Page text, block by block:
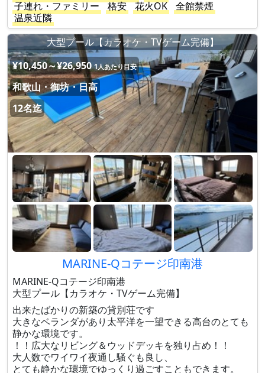
子連れ・ファミリー
格安 花火OK
全館禁煙
温泉近隣
大型プール【カラオケ・TVゲーム完備】
¥10,450～¥26,950 1人あたり目安
和歌山・御坊・日高
12名迄
MARINE-Qコテージ印南港
MARINE-Qコテージ印南港
大型プール【カラオケ・TVゲーム完備】
出来たばかりの新築の貸別荘です
大きなベランダがあり太平洋を一望できる高台のとても
静かな環境です。
！！広大なリビング＆ウッドデッキを独り占め！！
大人数でワイワイ夜通し騒ぐも良し、
とても静かな環境でゆっくり過ごすこともできます。